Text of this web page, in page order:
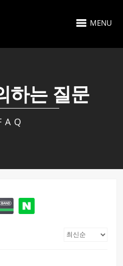
MENU
하는 질문